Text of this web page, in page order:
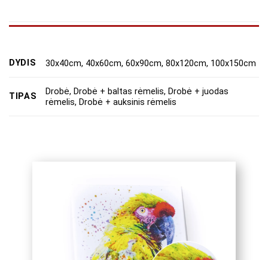
DYDIS 30x40cm, 40x60cm, 60x90cm, 80x120cm, 100x150cm
TIPAS
Drobė, Drobė + baltas rėmelis, Drobė + juodas
rėmelis, Drobė + auksinis rėmelis